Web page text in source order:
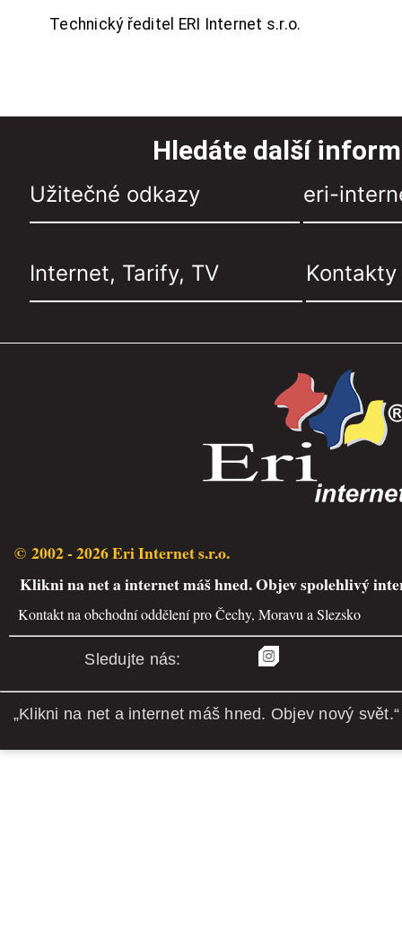
Technický ředitel ERI Internet s.r.o.
Hledáte další
Užitečné odkazy eri-
Internet, Tarify, TV Kontakty
© 2002 - 2026 Eri Internet s.r.o.
Klikni na net a internet máš hned. Objev spolehlivý
Kontakt na obchodní oddělení pro Čechy, Moravu a Slezsko
Sledujte nás:
„Klikni na net a internet máš hned. Objev nový svět.“